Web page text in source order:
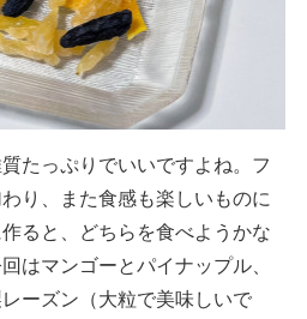
たっぷりでいいですよね。フ
り、また食感も楽しいものに
ると、どちらを食べようかな
はマンゴーとパイナップル、
ーズン（大粒で美味しいで